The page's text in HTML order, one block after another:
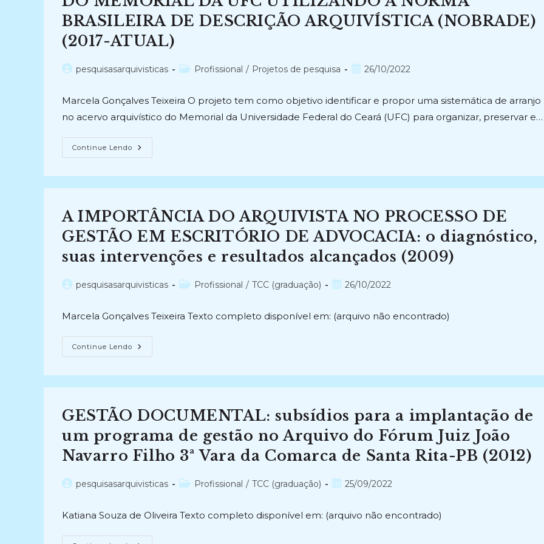
ACESSO
A
INFORMAÇÃO
2017)
BRASILEIRA DE DESCRIÇÃO ARQUIVÍSTICA (NOBRADE)
(2017-ATUAL)
Autorpesquisasarquivisticas
Categoria
Profissional / Projetos de pesquisa
Post26/10/2022
Marcela Gonçalves Teixeira O projeto tem como objetivo identificar e propor uma sistemática de arranjo
no acervo arquivístico do Memorial da Universidade Federal do Ceará (UFC) para organizar, preservar e…
Continue Lendo DIFUSÃO
E
ARQUIVÍSTICOS
MEMORIAL
DA
UFC
UTILIZANDO
A
BRASILEIRA
ARQUIVÍSTICA
(NOBRADE)
A IMPORTÂNCIA DO ARQUIVISTA NO PROCESSO DE
GESTÃO EM ESCRITÓRIO DE ADVOCACIA: o diagnóstico,
suas intervenções e resultados alcançados (2009)
Autorpesquisasarquivisticas
Categoria
Profissional / TCC (graduação)
Post26/10/2022
Marcela Gonçalves Teixeira Texto completo disponível em: (arquivo não encontrado)
Continue Lendo A
IMPORTÂNCIA
PROCESSO
EM
ESCRITÓRIO
DE
ADVOCACIA:
O
Diagnóstico,
E
Resultados
GESTÃO DOCUMENTAL: subsídios para a implantação de
um programa de gestão no Arquivo do Fórum Juiz João
Navarro Filho 3ª Vara da Comarca de Santa Rita-PB (2012)
Autorpesquisasarquivisticas
Categoria
Profissional / TCC (graduação)
Post25/09/2022
Katiana Souza de Oliveira Texto completo disponível em: (arquivo não encontrado)